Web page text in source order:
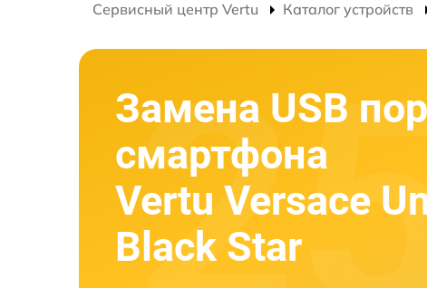
Сервисный центр Vertu Каталог устройств
Замена USB
смартфона
Vertu Versace
Black Star